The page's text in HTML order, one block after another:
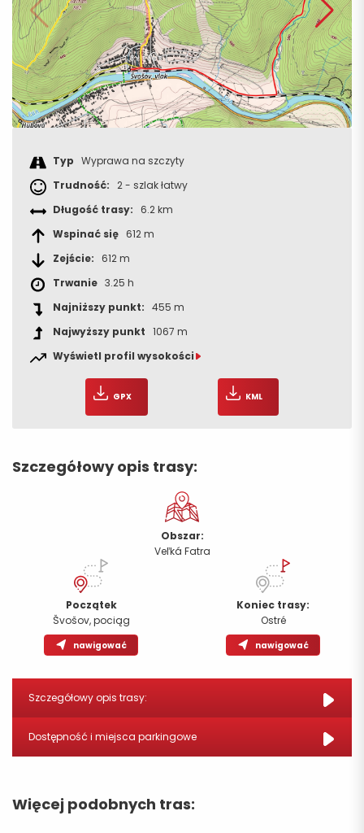
Typ Wyprawa na szczyty
Trudność: 2 - szlak łatwy
Długość trasy: 6.2 km
Wspinać się 612 m
Zejście: 612 m
Trwanie 3.25 h
Najniższy punkt: 455 m
Najwyższy punkt 1067 m
Wyświetl profil wysokości
GPX KML
Szczegółowy opis trasy:
Obszar:
Veľká Fatra
Początek
Švošov, pociąg
nawigować
Koniec trasy:
Ostré
nawigować
Szczegółowy opis trasy:
Dostępność i miejsca parkingowe
Więcej podobnych tras: